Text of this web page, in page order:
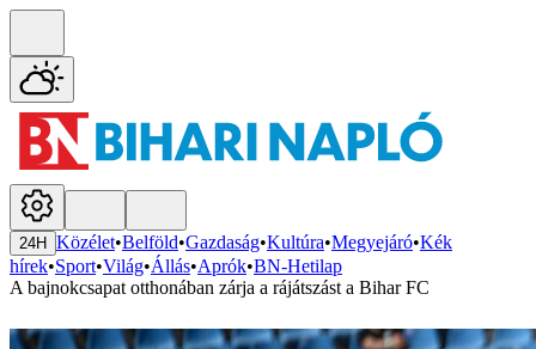
24H Közélet•Belföld•Gazdaság•Kultúra•Megyejáró•Kék
hírek•Sport•Világ•Állás•Aprók•BN-Hetilap
A bajnokcsapat otthonában zárja a rájátszást a Bihar FC